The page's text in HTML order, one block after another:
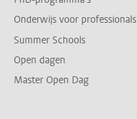
Onderwijs voor professionals
Summer Schools
Open dagen
Master Open Dag